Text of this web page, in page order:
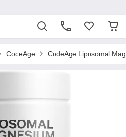
CodeAge CodeAge Liposomal